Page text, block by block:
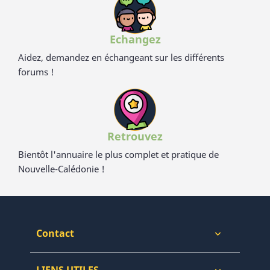
Echangez
Aidez, demandez en échangeant sur les différents
forums !
Retrouvez
Bientôt l'annuaire le plus complet et pratique de
Nouvelle-Calédonie !
Contact 